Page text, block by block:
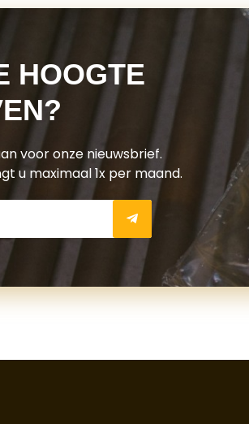
HOOGTE
voor onze nieuwsbrief.
u maximaal 1x per maand.